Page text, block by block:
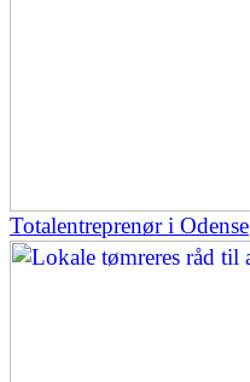
Totalentreprenør i Odense